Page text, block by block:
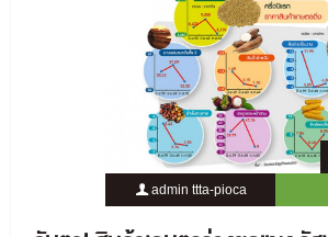
admin ttta-pioca